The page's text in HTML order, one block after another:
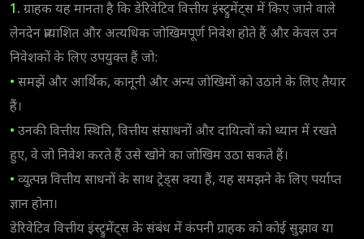
1. ग्राहक यह मानता है कि डेरिवेटिव वित्तीय इंस्ट्रुमेंट्स में किए जाने वाले
लेनदेन प्रत्याशित और अत्यधिक जोखिमपूर्ण निवेश होते हैं और केवल उन
निवेशकों के लिए उपयुक्त हैं जो:
• समझें और आर्थिक, कानूनी और अन्य जोखिमों को उठाने के लिए तैयार
हैं।
• उनकी वित्तीय स्थिति, वित्तीय संसाधनों और दायित्वों को ध्यान में रखते
हुए, वे जो निवेश करते हैं उसे खोने का जोखिम उठा सकते हैं।
• व्युत्पन्न वित्तीय साधनों के साथ ट्रेड्स क्या हैं, यह समझने के लिए पर्याप्त
ज्ञान होना।
डेरिवेटिव वित्तीय इंस्ट्रुमेंट्स के संबंध में कंपनी ग्राहक को कोई सुझाव या